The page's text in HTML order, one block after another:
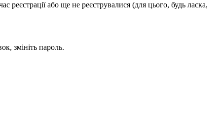
або ще не реєструвалися (для цього, будь ласка,
змініть пароль.